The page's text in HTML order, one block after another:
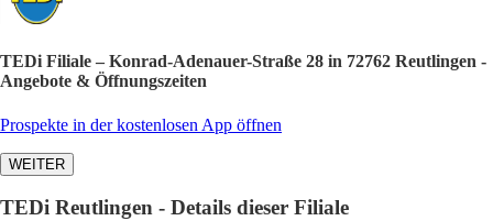
TEDi Filiale – Konrad-Adenauer-Straße 28 in 72762 Reutlingen -
Angebote & Öffnungszeiten
Prospekte in der kostenlosen App öffnen
WEITER
TEDi Reutlingen - Details dieser Filiale